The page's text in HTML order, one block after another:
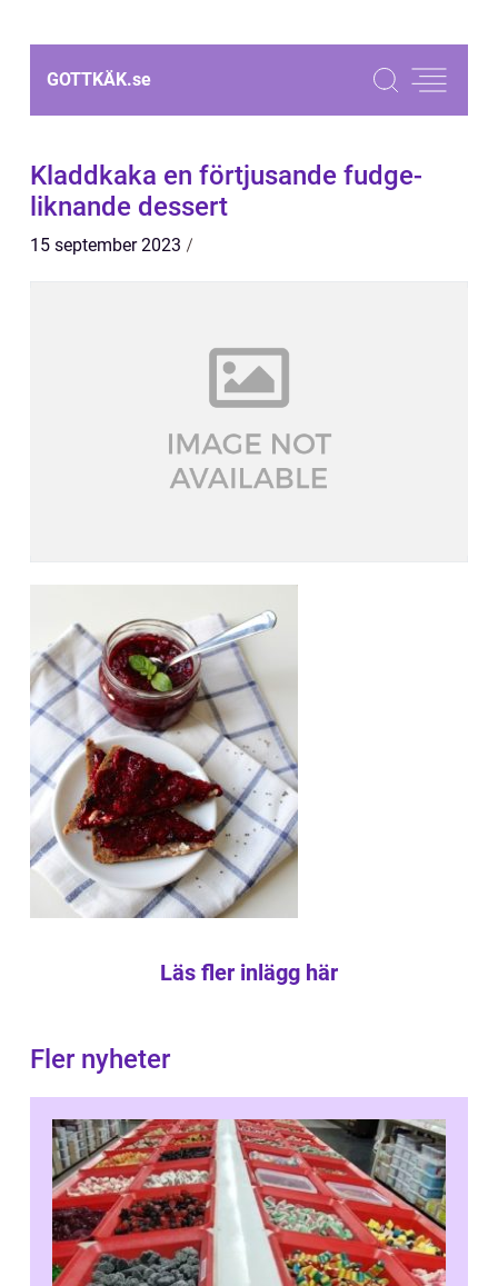
GOTTKÄK.se
Kladdkaka en förtjusande fudge-
liknande dessert
15 september 2023
Läs fler inlägg här
Fler nyheter